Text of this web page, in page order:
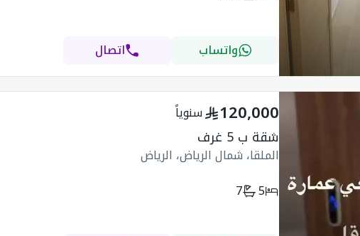
واتساب اتصال
سنوياً 120,000
شقة ب 5 غرف
الملقا، شمال الرياض، الرياض
5
7